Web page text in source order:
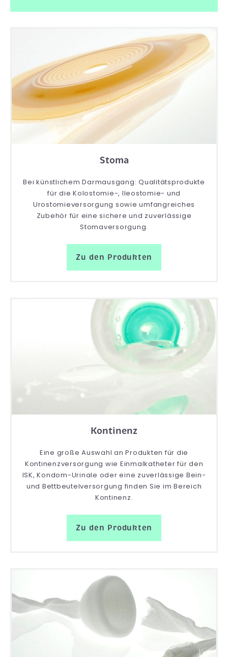
Stoma
Bei künstlichem Darmausgang: Qualitätsprodukte
für die Kolostomie-, Ileostomie- und
Urostomieversorgung sowie umfangreiches
Zubehör für eine sichere und zuverlässige
Stomaversorgung.
Zu den Produkten
Kontinenz
Eine große Auswahl an Produkten für die
Kontinenzversorgung wie Einmalkatheter für den
ISK, Kondom-Urinale oder eine zuverlässige Bein-
und Bettbeutelversorgung finden Sie im Bereich
Kontinenz.
Zu den Produkten